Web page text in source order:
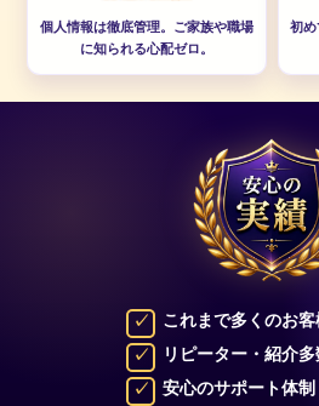
個人情報は徹底管理。ご家族や職場
に知られる心配ゼロ。
初
これまで多くのお
リピーター・紹介多
安心のサポート体制